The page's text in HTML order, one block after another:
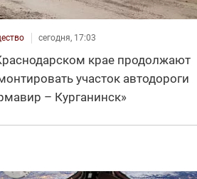
сегодня, 17:03
крае продолжают
участок автодороги
– Курганинск»